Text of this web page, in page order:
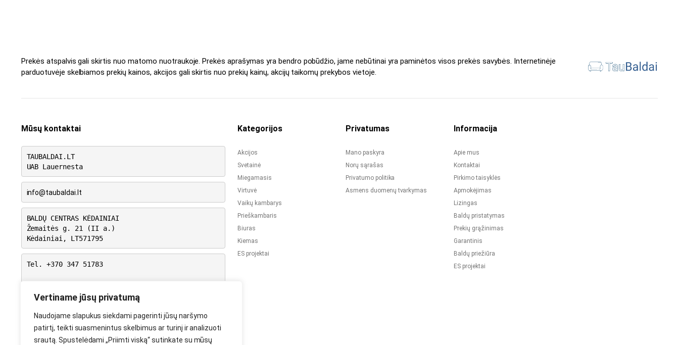
Vertiname jūsų privatumą
Naudojame slapukus siekdami pagerinti jūsų naršymo
patirtį, teikti suasmenintus skelbimus ar turinį ir analizuoti
srautą. Spustelėdami „Priimti viską“ sutinkate su mūsų
Prekės atspalvis gali skirtis nuo matomo nuotraukoje. Prekės aprašymas yra bendro pobūdžio, jame nebūtinai yra paminėtos visos prekės savybės. Internetinėje
parduotuvėje skelbiamos prekių kainos, akcijos gali skirtis nuo prekių kainų, akcijų taikomų prekybos vietoje.
Mūsų kontaktai
TAUBALDAI.LT
UAB Lauernesta
info@taubaldai.lt
BALDŲ CENTRAS KĖDAINIAI
Žemaitės g. 21 (II a.)
Kėdainiai, LT571795
Tel. +370 347 51783
VI: 9.00 – 15.00
VII: Nedirbame
Kategorijos
Akcijos
Svetainė
Miegamasis
Virtuvė
Vaikų kambarys
Prieškambaris
Biuras
Kiemas
ES projektai
Privatumas
Mano paskyra
Norų sąrašas
Privatumo politika
Asmens duomenų tvarkymas
Informacija
Apie mus
Kontaktai
Pirkimo taisyklės
Apmokėjimas
Lizingas
Baldų pristatymas
Prekių grąžinimas
Garantinis
Baldų priežiūra
ES projektai